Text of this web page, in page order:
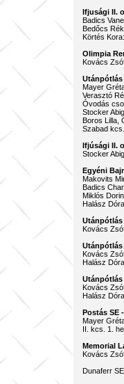
Ifjusági II.
Badics
Bedőcs
Körtés
Olimpia
Kovács
Utánpótlás
Mayer
Verasztó
Óvodás
Stocker
Boros Lilla,
Szabad
Ifjúsági II.
Stocker
Egyéni
Makovits
Badics
Miklós
Halász
Utánpótlás
Kovács
Utánpótlás
Kovács
Halász
Utánpótlás
Kovács
Halász
Postás SE
Mayer
II. kcs. 1.
Memorial
Kovács
Dunaferr SE